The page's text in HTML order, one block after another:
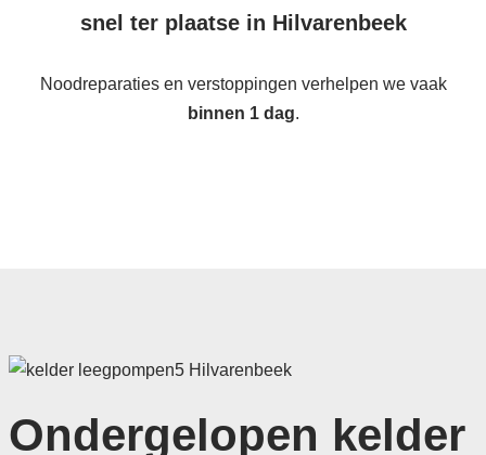
snel ter plaatse in Hilvarenbeek
Noodreparaties en verstoppingen verhelpen we vaak
binnen 1 dag.
Ondergelopen kelder